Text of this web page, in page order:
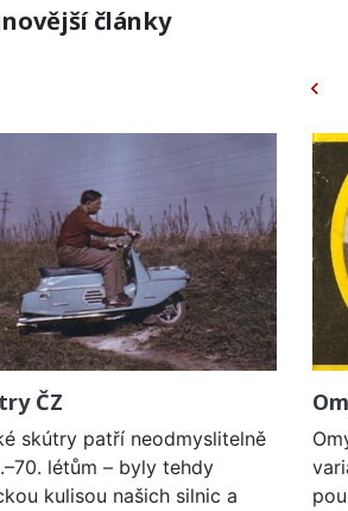
články

ČZ
skútry patří neodmyslitelně
létům – byly tehdy
kulisou našich silnic a